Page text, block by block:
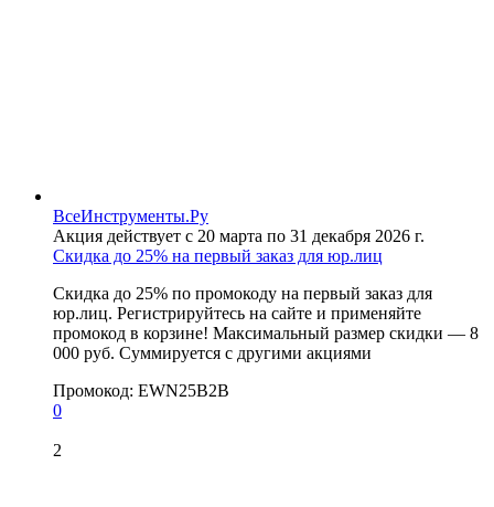
ВсеИнструменты.Ру
Акция действует с 20 марта по 31 декабря 2026 г.
Скидка до 25% на первый заказ для юр.лиц
Скидка до 25% по промокоду на первый заказ для
юр.лиц. Регистрируйтесь на сайте и применяйте
промокод в корзине! Максимальный размер скидки — 8
000 руб. Суммируется с другими акциями
Промокод: EWN25B2B
0
2